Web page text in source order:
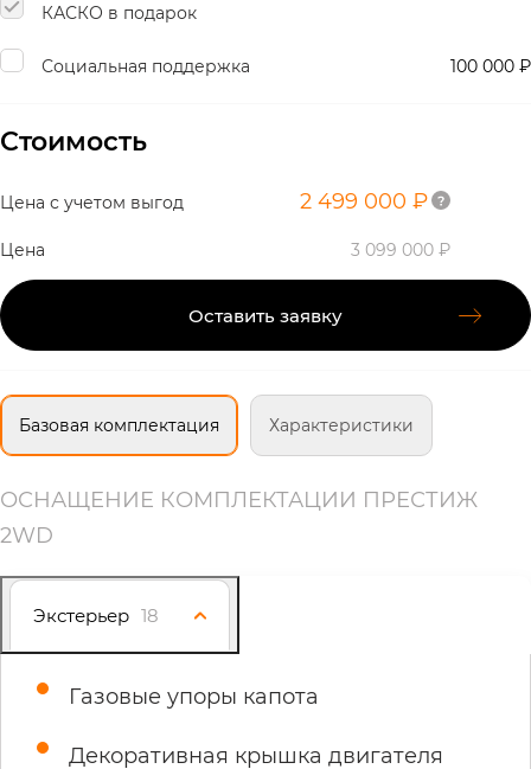
КАСКО в подарок
Социальная поддержка 100 000 ₽
Стоимость
Цена с учетом выгод 2 499 000 ₽
Цена 3 099 000 ₽
Оставить заявку
Базовая комплектация Характеристики
ОСНАЩЕНИЕ КОМПЛЕКТАЦИИ ПРЕСТИЖ
2WD
Экстерьер 18
Газовые упоры капота
Декоративная крышка двигателя